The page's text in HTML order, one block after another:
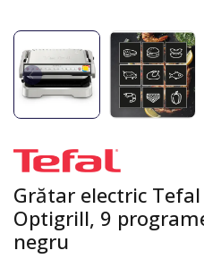
Grătar electric Tefal
Optigrill, 9
negru